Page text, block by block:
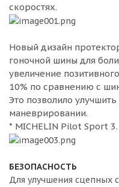
скоростях.
Новый дизайн
гоночной шины для
увеличение
10% по сравнению с
Это позволило
маневрировании.
* MICHELIN Pilot Sport 3.
БЕЗОПАСНОСТЬ
Для улучшения